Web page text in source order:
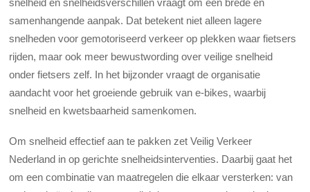
snelheid en snelheidsverschillen vraagt om een brede en
samenhangende aanpak. Dat betekent niet alleen lagere
snelheden voor gemotoriseerd verkeer op plekken waar fietsers
rijden, maar ook meer bewustwording over veilige snelheid
onder fietsers zelf. In het bijzonder vraagt de organisatie
aandacht voor het groeiende gebruik van e-bikes, waarbij
snelheid en kwetsbaarheid samenkomen.
Om snelheid effectief aan te pakken zet Veilig Verkeer
Nederland in op gerichte snelheidsinterventies. Daarbij gaat het
om een combinatie van maatregelen die elkaar versterken: van